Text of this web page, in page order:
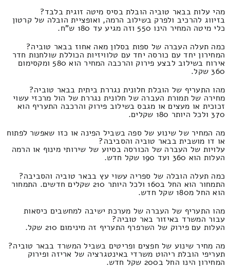
מהי עלות בבאר טוביה הובלת בסיס מיטה זוגית בלבד?
בזיווג להרכיב ולפרק בשילוב הרמה, ואופציית הובלה של קרטון
כלי מיטה המחיר הינו 550 וזה מגיע עד 180 ש"ח.
כמה תעלה העברה של ספות בסלון מאה אחוז בבאר טוביה?
המחירון יחד עם כורסה יחד עם טלוויזיות הכוללת שולחנות חדר
אירוח בשילוב לבצע פירוק והרכבה המחיר הוא 580 ומקסימום
360 שקל.
מהו התעריף של הובלת חלונית נגררת ביתית בבאר טוביה?
מחירה של תמורת העברה של חלונית נגררת של הול מרכזי עשוי
זכוכית או מעצים או מגבס בשילוב פירוק והרכבה התעריף הוא
370 ולכל היותר 180 שקלים.
מה המחיר של שינוע של ספה בשביל הפינה או כזו שאפשר לפתוח
או דו מושבית בבאר טוביה והסביבה?
עלויות של העברה של הכורסה בסיוע של שירותי מינוף או הרמה
העלות הוא 360 ועד 190 שקל חדש.
כמה תעלה הובלה של ספריה עשוי עץ בבאר טוביה והסביבה?
התמחור הוא החל ב160 ולכל היותר 210 שקלים חדשים. התמחור
הוא החל מ180 שקל חדש.
מהו התעריף של העברה של מערכת ישיבה למחשבים כיסאות
עבור המשרד באיזור באר טוביה?
העלות עם פירוק של השרפרף התעריף זה מינימום 210 שקל.
מה מחיר שינוע של חפצים ופריטים בשביל המשרד בבאר טוביה?
תעריפי הובלת ריהוט משרדי באינטגרציה של אריזה ופירוק
המחירון הינו החל ב200 שקל חדש.